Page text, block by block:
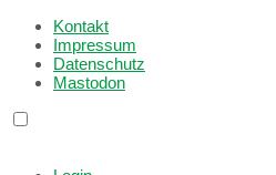
Kontakt
Impressum
Datenschutz
Mastodon